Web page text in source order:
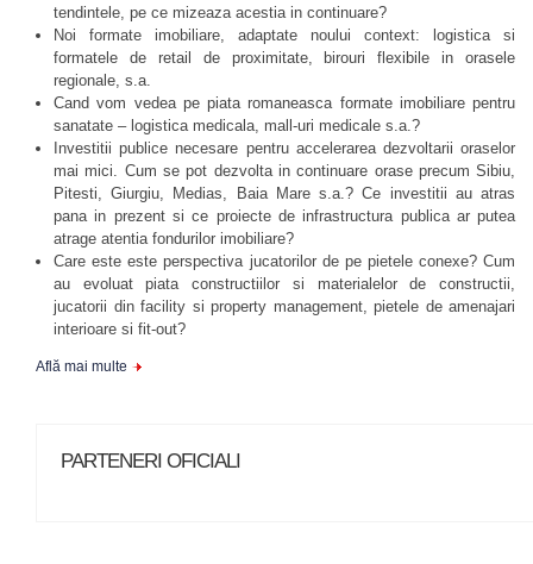
tendintele, pe ce mizeaza acestia in continuare?
Noi formate imobiliare, adaptate noului context: logistica si
formatele de retail de proximitate, birouri flexibile in orasele
regionale, s.a.
Cand vom vedea pe piata romaneasca formate imobiliare pentru
sanatate – logistica medicala, mall-uri medicale s.a.?
Investitii publice necesare pentru accelerarea dezvoltarii oraselor
mai mici. Cum se pot dezvolta in continuare orase precum Sibiu,
Pitesti, Giurgiu, Medias, Baia Mare s.a.? Ce investitii au atras
pana in prezent si ce proiecte de infrastructura publica ar putea
atrage atentia fondurilor imobiliare?
Care este este perspectiva jucatorilor de pe pietele conexe? Cum
au evoluat piata constructiilor si materialelor de constructii,
jucatorii din facility si property management, pietele de amenajari
interioare si fit-out?
Află mai multe
PARTENERI OFICIALI